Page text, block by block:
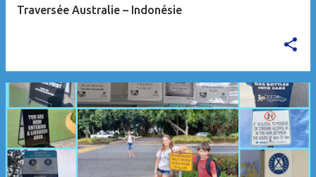
Traversée Australie – Indonésie